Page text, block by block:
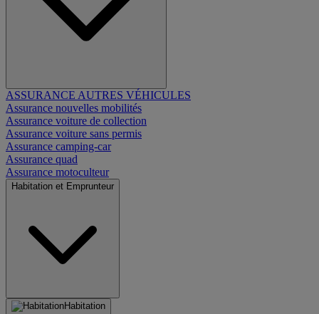
ASSURANCE AUTRES VÉHICULES
Assurance nouvelles mobilités
Assurance voiture de collection
Assurance voiture sans permis
Assurance camping-car
Assurance quad
Assurance motoculteur
Habitation et Emprunteur
Habitation